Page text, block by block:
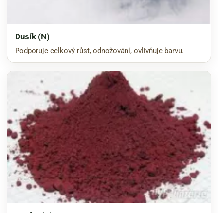
Dusík (N)
Podporuje celkový růst, odnožování, ovlivňuje barvu.